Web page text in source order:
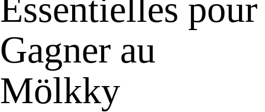
Essentielles pour
Gagner au
Mölkky